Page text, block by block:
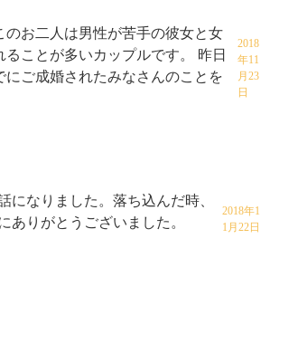
お二人は男性が苦手の彼女と女
ことが多いカップルです。 昨日
ご成婚されたみなさんのことを
2018
年11
月23
日
なりました。落ち込んだ時、
りがとうございました。
2018年1
1月22日